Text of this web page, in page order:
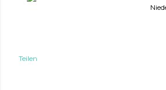
Teilen